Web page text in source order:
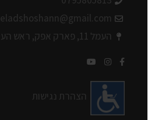
eladshoshann@gmail.com
העמל 11, פארק אפק, ראש העין
הצהרת נגישות